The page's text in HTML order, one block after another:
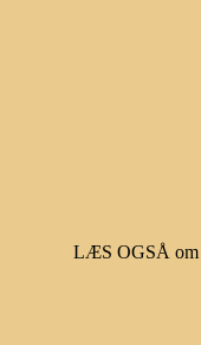
LÆS OGSÅ om